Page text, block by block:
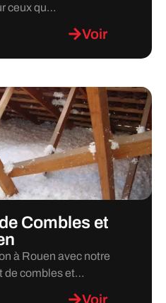
ceux qu…
Voir
Combles et
à Rouen avec notre
de combles et…
Voir